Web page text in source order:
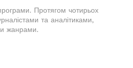
Протягом чотирьох
та аналітиками,
жанрами.